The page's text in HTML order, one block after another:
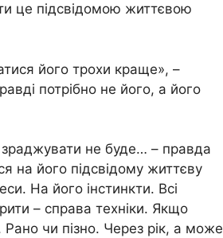
це підсвідомою життєвою
його трохи краще», –
потрібно не його, а його
не буде… – правда
на його підсвідому життєву
На його інстинкти. Всі
– справа техніки. Якщо
Рано чи пізно. Через рік, а може